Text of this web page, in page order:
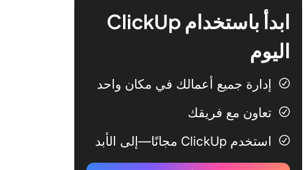
ابدأ باستخدام ClickUp
اليوم
إدارة جميع أعمالك في مكان واحد
تعاون مع فريقك
استخدم ClickUp مجانًا—إلى الأبد